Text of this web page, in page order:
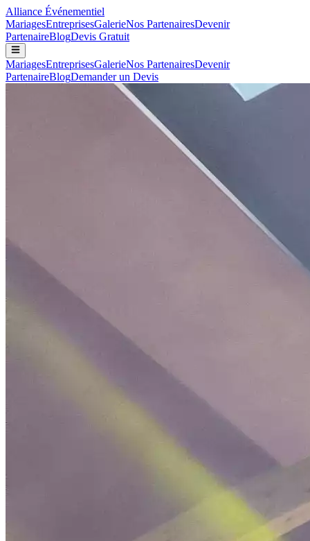
Alliance Événementiel
MariagesEntreprisesGalerieNos PartenairesDevenir
PartenaireBlogDevis Gratuit
MariagesEntreprisesGalerieNos PartenairesDevenir
PartenaireBlogDemander un Devis